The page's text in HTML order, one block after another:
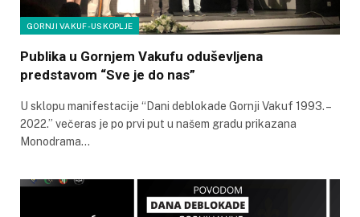
GORNJI VAKUF-USKOPLJE
Publika u Gornjem Vakufu oduševljena
predstavom “Sve je do nas”
U sklopu manifestacije “Dani deblokade Gornji Vakuf 1993. –
2022.” večeras je po prvi put u našem gradu prikazana
Monodrama…